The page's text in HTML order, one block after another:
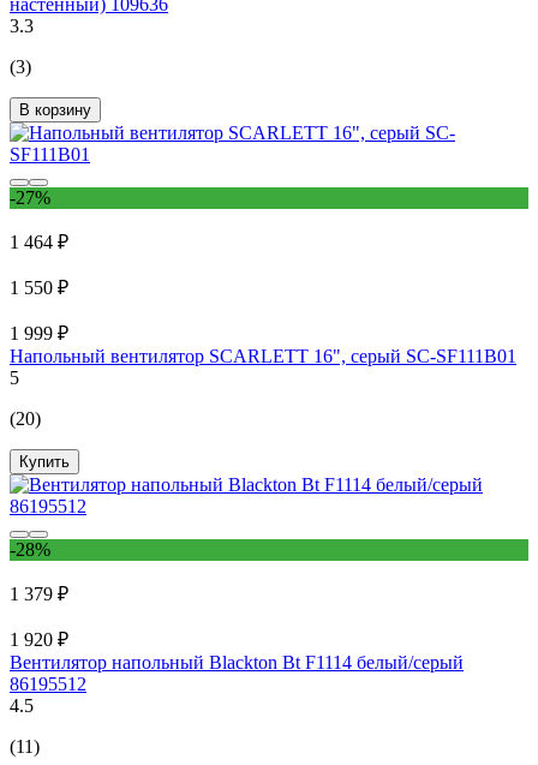
настенный) 109636
3.3
(3)
В корзину
-27%
1 464 ₽
1 550 ₽
1 999 ₽
Напольный вентилятор SCARLETT 16", cерый SC-SF111B01
5
(20)
Купить
-28%
1 379 ₽
1 920 ₽
Вентилятор напольный Blackton Bt F1114 белый/серый
86195512
4.5
(11)